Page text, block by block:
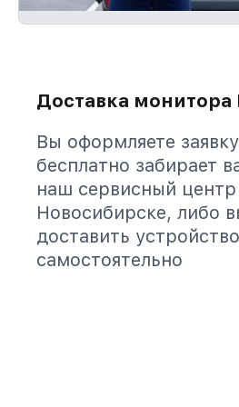
Доставка монитора
Вы оформляете
бесплатно забирает
наш сервисный центр
Новосибирске, либо
доставить устройство
самостоятельно